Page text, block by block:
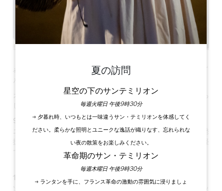
わずか3時間で、まったく新しいサンテミリオンを発見してく
ガイドがサンテミリオンのクレノー広場にある観光局でお待ち
9.30am - 訪問：サンテミリオン・スーテルラン
エミリオンの伝説から、中世ヨーロッパ最大の地下教会の発
掘、地下墓地、14世紀の見事な絵画があるトリニテ礼拝堂を経
て、この村の歴史を発見します。
10.30am - 村のゲームを発見しよう
夏の訪問
星空の下のサンテミリオン
毎週火曜日 午後9時30分
→ 夕暮れ時、いつもとは一味違うサン・テミリオンを体感してく
ださい。柔らかな照明とユニークな逸話が織りなす、忘れられな
い夜の散策をお楽しみください。
革命期のサン・テミリオン
毎週木曜日 午後9時30分
→ ランタンを手に、フランス革命の激動の雰囲気に浸りましょ